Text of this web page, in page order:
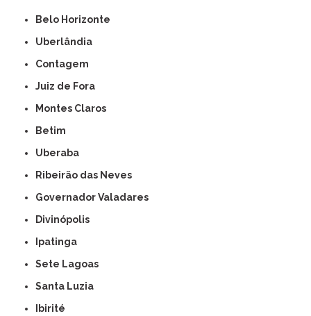
Belo Horizonte
Uberlândia
Contagem
Juiz de Fora
Montes Claros
Betim
Uberaba
Ribeirão das Neves
Governador Valadares
Divinópolis
Ipatinga
Sete Lagoas
Santa Luzia
Ibirité